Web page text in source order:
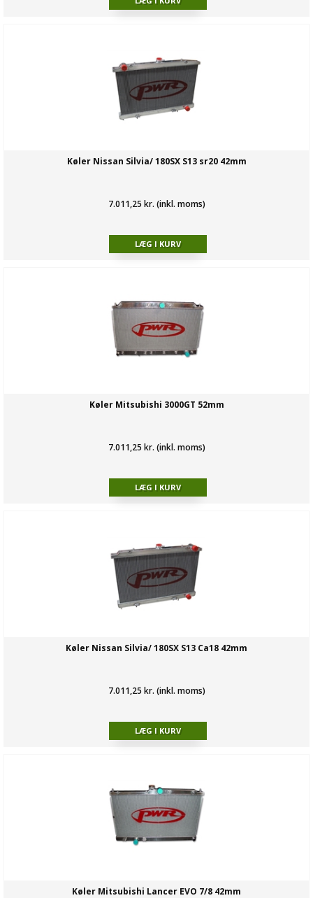
Køler Nissan Silvia/ 180SX S13 sr20 42mm
7.011,25 kr. (inkl. moms)
Køler Mitsubishi 3000GT 52mm
7.011,25 kr. (inkl. moms)
Køler Nissan Silvia/ 180SX S13 Ca18 42mm
7.011,25 kr. (inkl. moms)
Køler Mitsubishi Lancer EVO 7/8 42mm